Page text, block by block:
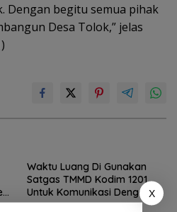
Dengan begitu semua pihak
Desa Tolok,” jelas
Waktu Luang Di Gunakan
Satgas TMMD Kodim 1201
Untuk Komunikasi Dengan
Warga
X